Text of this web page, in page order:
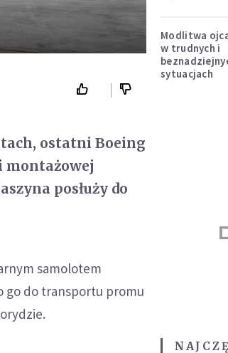
ostatni Boeing
montażowej
posłuży do
samolotem
go do transportu promu
Modlitwa
w trudnych i
sytuacjach